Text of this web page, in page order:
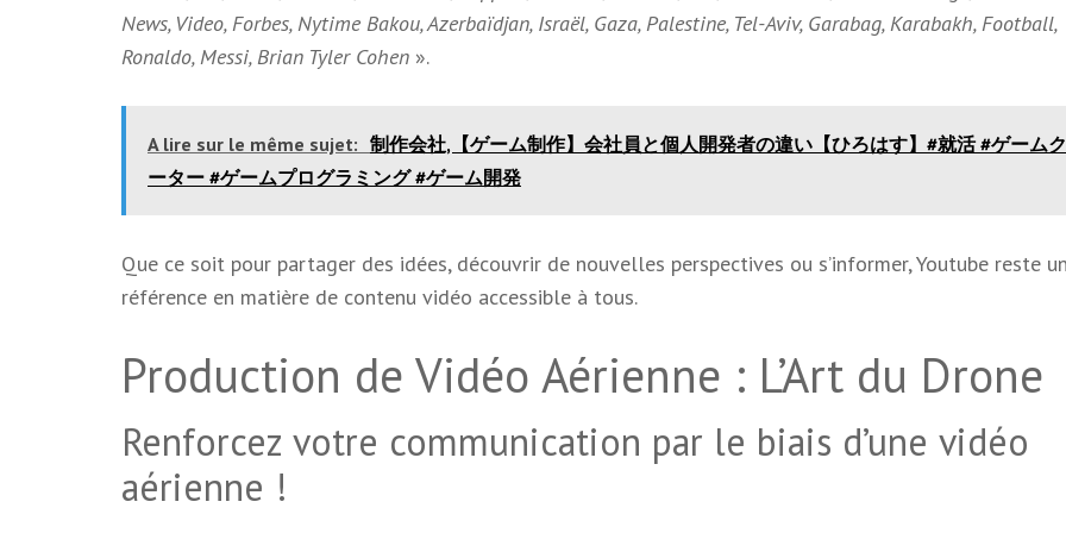
News, Video, Forbes, Nytime Bakou, Azerbaïdjan, Israël, Gaza, Palestine, Tel-Aviv, Garabag, Karabakh, Football,
Ronaldo, Messi, Brian Tyler Cohen ».
A lire sur le même sujet: 制作会社,【ゲーム制作】会社員と個人開発者の違い【ひろはす】#就活 #ゲーム
ーター #ゲームプログラミング #ゲーム開発
Que ce soit pour partager des idées, découvrir de nouvelles perspectives ou s’informer, Youtube reste
référence en matière de contenu vidéo accessible à tous.
Production de Vidéo Aérienne : L’Art du Drone
Renforcez votre communication par le biais d’une vidéo
aérienne !